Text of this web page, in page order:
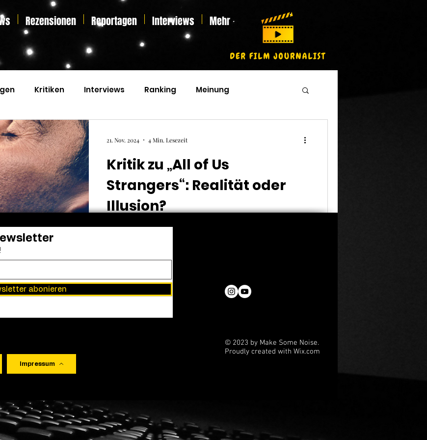
Rezensionen Reportagen Interviews Mehr
Kritiken Interviews Ranking Meinung
Home Entertainment
Kritik zu „All of Us
Strangers“: Realität oder
Illusion?
„All of Us Strangers“ ist ein zutiefst bewegendes Werk,
21. Nov. 2024 4 Min. Lesezeit
abonieren
Impressum
© 2023 by Make Some Noise.
Proudly created with Wix.com